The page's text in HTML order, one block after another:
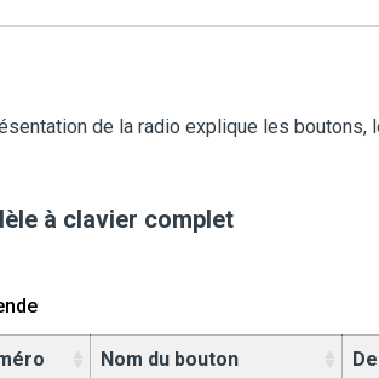
de la radio explique les
à clavier complet
Nom du bouton